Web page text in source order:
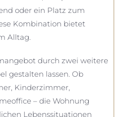
oder ein Platz zum
Kombination bietet
Alltag.
durch zwei weitere
gestalten lassen. Ob
Kinderzimmer,
– die Wohnung
Lebenssituationen